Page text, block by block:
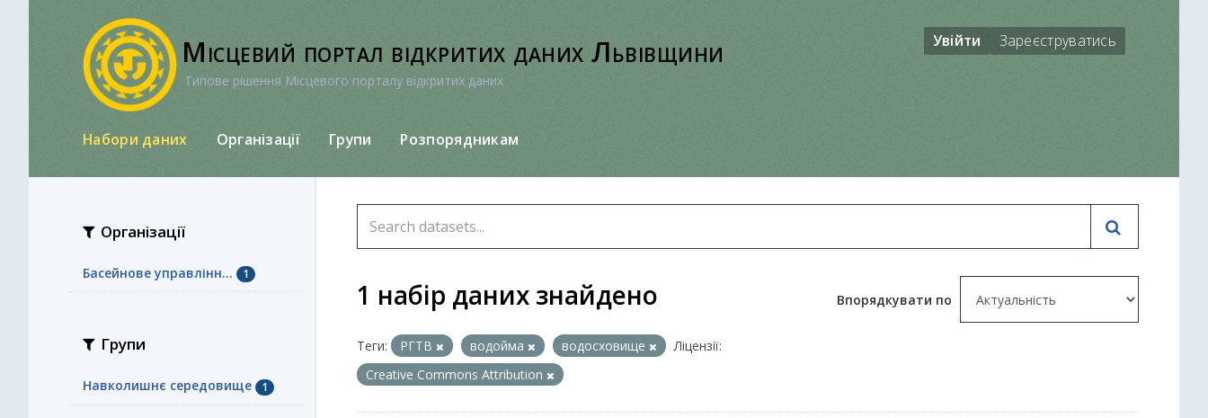
Місцевий портал відкритих даних Львівщини
Типове рішення Місцевого порталу відкритих даних
Увійти Зареєструватись
Набори даних Організації Групи Розпорядникам
Організації
Басейнове управлінн... 1
Групи
Навколишнє середовище 1
Впорядкувати по
1 набір даних знайдено
Теги: РГТВ водойма водосховище
Ліцензії:
Creative Commons Attribution